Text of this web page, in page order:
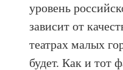
уровень
зависит от
театрах малых
будет. Как и тот